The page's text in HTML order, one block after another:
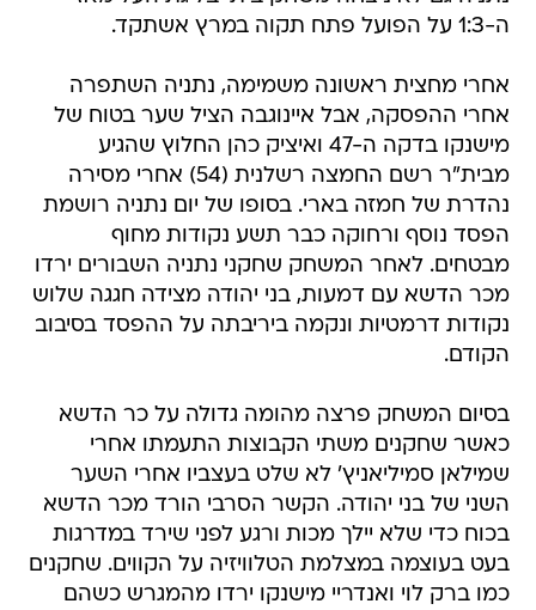
ה-1:3 על הפועל פתח תקוה במרץ אשתקד.
אחרי מחצית ראשונה משמימה, נתניה השתפרה
אחרי ההפסקה, אבל איינוגבה הציל שער בטוח של
מישנקו בדקה ה-47 ואיציק כהן החלוץ שהגיע
מבית"ר רשם החמצה רשלנית (54) אחרי מסירה
נהדרת של חמזה בארי. בסופו של יום נתניה רושמת
הפסד נוסף ורחוקה כבר תשע נקודות מחוף
מבטחים. לאחר המשחק שחקני נתניה השבורים ירדו
מכר הדשא עם דמעות, בני יהודה מצידה חגגה שלוש
נקודות דרמטיות ונקמה ביריבתה על ההפסד בסיבוב
הקודם.
בסיום המשחק פרצה מהומה גדולה על כר הדשא
כאשר שחקנים משתי הקבוצות התעמתו אחרי
שמילאן סמיליאניץ' לא שלט בעצביו אחרי השער
השני של בני יהודה. הקשר הסרבי הורד מכר הדשא
בכוח כדי שלא יילך מכות ורגע לפני שירד במדרגות
בעט בעוצמה במצלמת הטלוויזיה על הקווים. שחקנים
כמו ברק לוי ואנדריי מישנקו ירדו מהמגרש כשהם